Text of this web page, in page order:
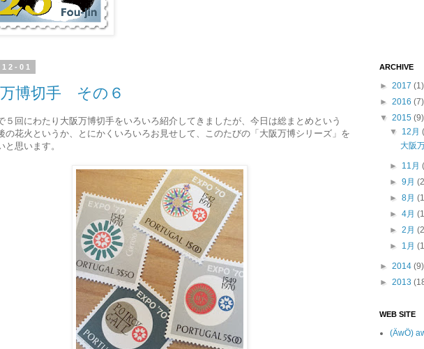
01
博切手 その６
５回にわたり大阪万博切手をいろいろ紹介してきましたが、今日は総まとめという
の花火というか、とにかくいろいろお見せして、このたびの「大阪万博シリーズ」を
と思います。
ARCHIVE
► 2017 (1)
► 2016 (7)
▼ 2015 (9)
▼ 12月
大阪
► 11月
►9月
►8月
►4月
►2月
► 1月
► 2014 (9)
► 2013
WEB SITE
(ÄwÖ)